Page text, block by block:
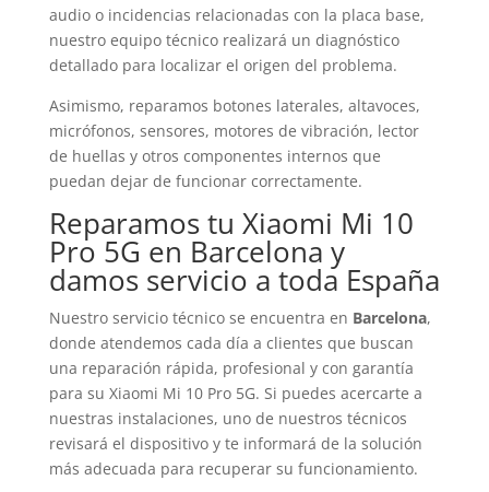
audio o incidencias relacionadas con la placa base,
nuestro equipo técnico realizará un diagnóstico
detallado para localizar el origen del problema.
Asimismo, reparamos botones laterales, altavoces,
micrófonos, sensores, motores de vibración, lector
de huellas y otros componentes internos que
puedan dejar de funcionar correctamente.
Reparamos tu Xiaomi Mi 10
Pro 5G en Barcelona y
damos servicio a toda España
Nuestro servicio técnico se encuentra en Barcelona,
donde atendemos cada día a clientes que buscan
una reparación rápida, profesional y con garantía
para su Xiaomi Mi 10 Pro 5G. Si puedes acercarte a
nuestras instalaciones, uno de nuestros técnicos
revisará el dispositivo y te informará de la solución
más adecuada para recuperar su funcionamiento.